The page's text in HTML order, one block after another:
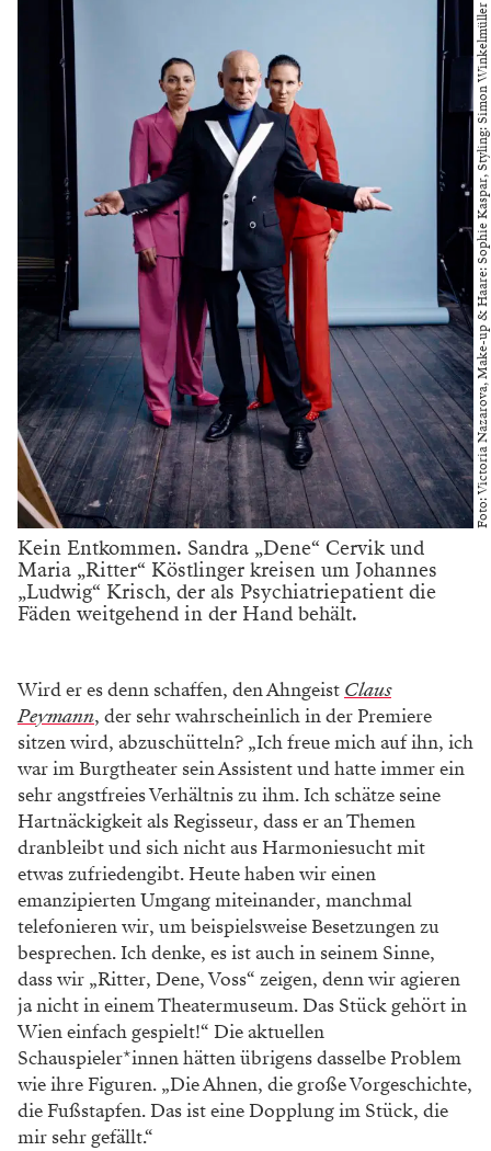
Foto: Victoria Nazarova, Make-up & Haare: Sophie Kaspar, Styling: Simon Winkelmüller
Kein Entkommen. Sandra „Dene“ Cervik und
Maria „Ritter“ Köstlinger kreisen um Johannes
„Ludwig“ Krisch, der als Psychiatriepatient die
Fäden weitgehend in der Hand behält.
Wird er es denn schaffen, den Ahngeist Claus
Peymann, der sehr wahrscheinlich in der Premiere
sitzen wird, abzuschütteln? „Ich freue mich auf ihn, ich
war im Burgtheater sein Assistent und hatte immer ein
sehr angstfreies Verhältnis zu ihm. Ich schätze seine
Hartnäckigkeit als Regisseur, dass er an Themen
dranbleibt und sich nicht aus Harmoniesucht mit
etwas zufriedengibt. Heute haben wir einen
emanzipierten Umgang miteinander, manchmal
telefonieren wir, um beispielsweise Besetzungen zu
besprechen. Ich denke, es ist auch in seinem Sinne,
dass wir „Ritter, Dene, Voss“ zeigen, denn wir agieren
ja nicht in einem Theatermuseum. Das Stück gehört in
Wien einfach gespielt!“ Die aktuellen
Schauspieler*innen hätten übrigens dasselbe Problem
wie ihre Figuren. „Die Ahnen, die große Vorgeschichte,
die Fußstapfen. Das ist eine Dopplung im Stück, die
mir sehr gefällt.“